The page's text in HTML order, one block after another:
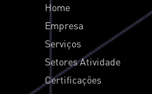
Home
Empresa
Serviços
Setores Atividade
Certificações